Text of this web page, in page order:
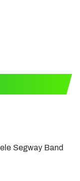
Segway Band